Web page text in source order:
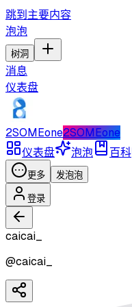
跳到主要内容
泡泡
树洞
消息
仪表盘
2SOMEone2SOMEone
仪表盘
泡泡 百科
更多 发泡泡
登录
caicai_
@caicai_